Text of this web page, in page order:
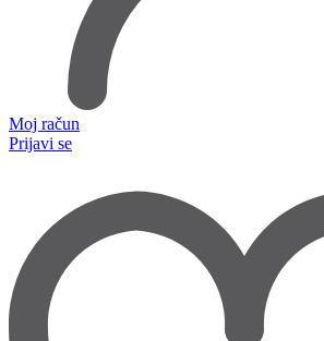
Moj račun
Prijavi se